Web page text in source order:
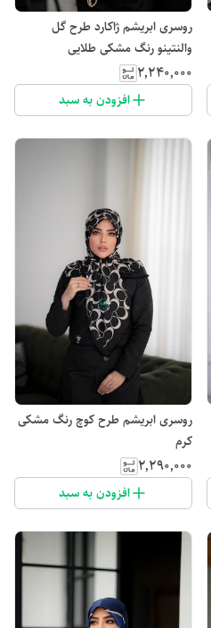
روسری ابریشم ژاکارد طرح گل
والنتینو رنگ مشکی طلایی
۲٬۲۴۰٬۰۰۰
افزودن به سبد
روسری ابریشم طرح کوچ رنگ مشکی
کرم
۲٬۲۹۰٬۰۰۰
افزودن به سبد